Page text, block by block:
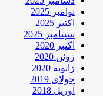
نوامبر 2025
اکتبر 2025
سپتامبر 2025
اکتبر 2020
ژوئن 2020
ژانویه 2020
جولای 2019
آوریل 2018